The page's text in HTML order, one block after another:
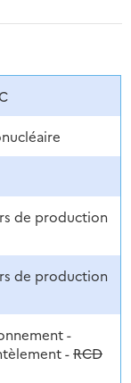
de production
de production
-
-RCD